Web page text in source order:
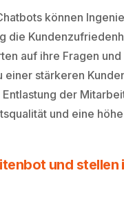
können
die
auf ihre Fragen
stärkeren
der
und eine
und stellen